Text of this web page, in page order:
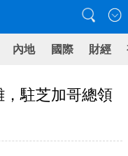
內地 國際 財經
駐芝加哥總領